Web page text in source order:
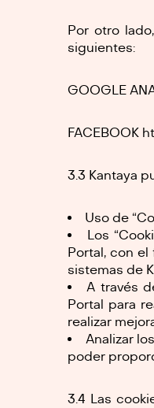
Por otro
siguientes:
GOOGLE
FACEBOOK
3.3 Kantaya
Uso de
Los
Portal, con
sistemas de
A través
Portal para
realizar
Analizar
poder
3.4 Las